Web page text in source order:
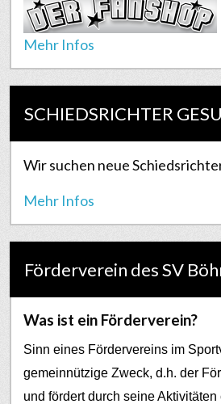
Mehr Infos
SCHIEDSRICHTER
Wir suchen neue
Mehr Infos
Förderverein des SV
Was ist ein Förderverein?
Sinn eines Fördervereins im
gemeinnützige Zweck, d.h. der
und fördert durch seine